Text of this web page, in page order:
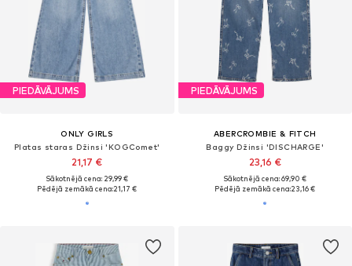
PIEDĀVĀJUMS
ONLY GIRLS
Platas staras Džinsi 'KOGComet'
21,17 €
Sākotnējā cena: 29,99 €
Pēdējā zemākā cena:21,17 €
PIEDĀVĀJUMS
ABERCROMBIE & FITCH
Baggy Džinsi 'DISCHARGE'
23,16 €
Sākotnējā cena: 69,90 €
Pēdējā zemākā cena:23,16 €